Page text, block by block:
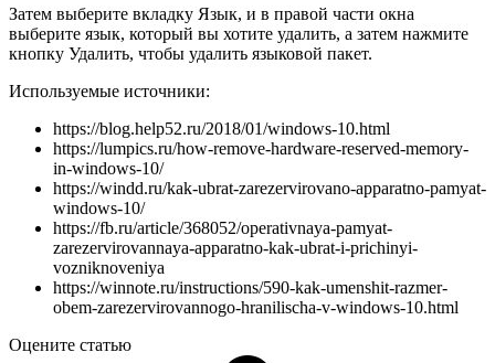
Затем выберите вкладку Язык, и в правой части окна
выберите язык, который вы хотите удалить, а затем нажмите
кнопку Удалить, чтобы удалить языковой пакет.
Используемые источники:
https://blog.help52.ru/2018/01/windows-10.html
https://lumpics.ru/how-remove-hardware-reserved-memory-
in-windows-10/
https://windd.ru/kak-ubrat-zarezervirovano-apparatno-pamyat-
windows-10/
https://fb.ru/article/368052/operativnaya-pamyat-
zarezervirovannaya-apparatno-kak-ubrat-i-prichinyi-
vozniknoveniya
https://winnote.ru/instructions/590-kak-umenshit-razmer-
obem-zarezervirovannogo-hranilischa-v-windows-10.html
Оцените статью